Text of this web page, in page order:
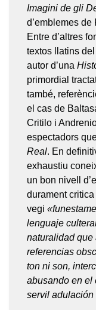
Imagini de gli
d’emblemes
Entre d’altres
textos llatins
autor d’una
primordial
també,
el cas de
Critilo i
espectadors
Real. En
exhaustiu
un bon nivell
durament
vegi
lenguaje
naturalidad que
referencias
ton ni son,
abusando en el
servil adulación